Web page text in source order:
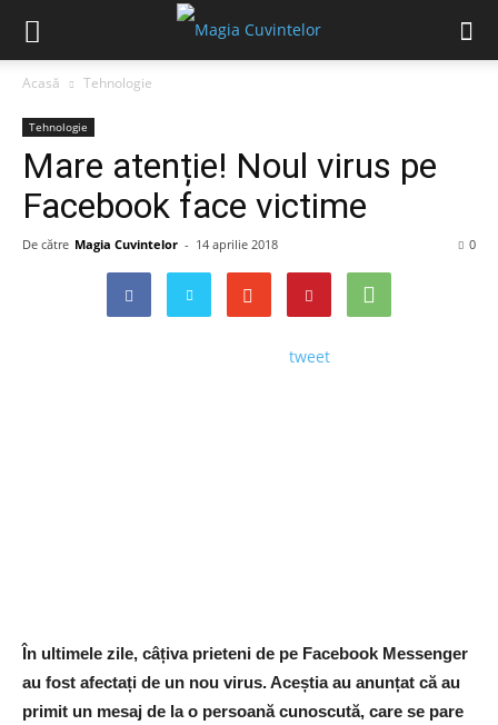
Acasă Tehnologie
Tehnologie
Mare atenție! Noul virus pe
Facebook face victime
De către Magia Cuvintelor - 14 aprilie 2018 0
tweet
În ultimele zile, câțiva prieteni de pe Facebook Messenger
au fost afectați de un nou virus. Aceștiaau anunțat că au
primit un mesaj de la o persoană cunoscută, care se pare